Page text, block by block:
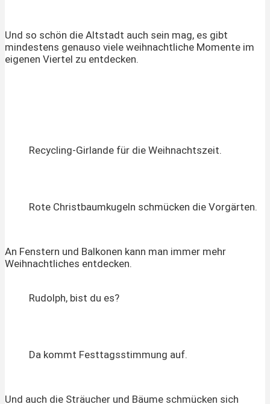
Und so schön die Altstadt auch sein mag, es gibt
mindestens genauso viele weihnachtliche Momente im
eigenen Viertel zu entdecken.
Recycling-Girlande für die Weihnachtszeit.
Rote Christbaumkugeln schmücken die Vorgärten.
An Fenstern und Balkonen kann man immer mehr
Weihnachtliches entdecken.
Rudolph, bist du es?
Da kommt Festtagsstimmung auf.
Und auch die Sträucher und Bäume schmücken sich